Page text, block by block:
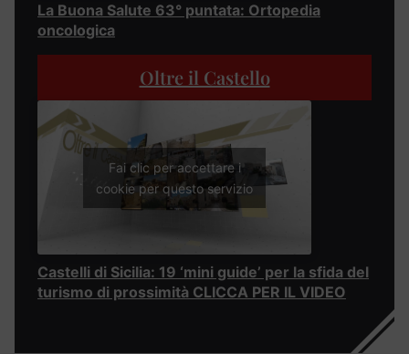
La Buona Salute 63° puntata: Ortopedia
oncologica
Oltre il Castello
Fai clic per accettare i
cookie per questo servizio
Castelli di Sicilia: 19 ‘mini guide’ per la sfida del
turismo di prossimità CLICCA PER IL VIDEO